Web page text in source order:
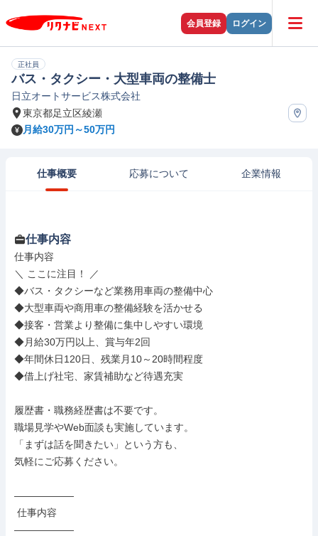
会員登録 ログイン
正社員
バス・タクシー・大型車両の整備士
日立オートサービス株式会社
東京都足立区綾瀬
月給30万円～50万円
仕事概要 応募について 企業情報
仕事内容
仕事内容
＼ ここに注目！ ／
◆バス・タクシーなど業務用車両の整備中心
◆大型車両や商用車の整備経験を活かせる
◆接客・営業より整備に集中しやすい環境
◆月給30万円以上、賞与年2回
◆年間休日120日、残業月10～20時間程度
◆借上げ社宅、家賃補助など待遇充実
履歴書・職務経歴書は不要です。
職場見学やWeb面談も実施しています。
「まずは話を聞きたい」という方も、
気軽にご応募ください。
――――――
――――――